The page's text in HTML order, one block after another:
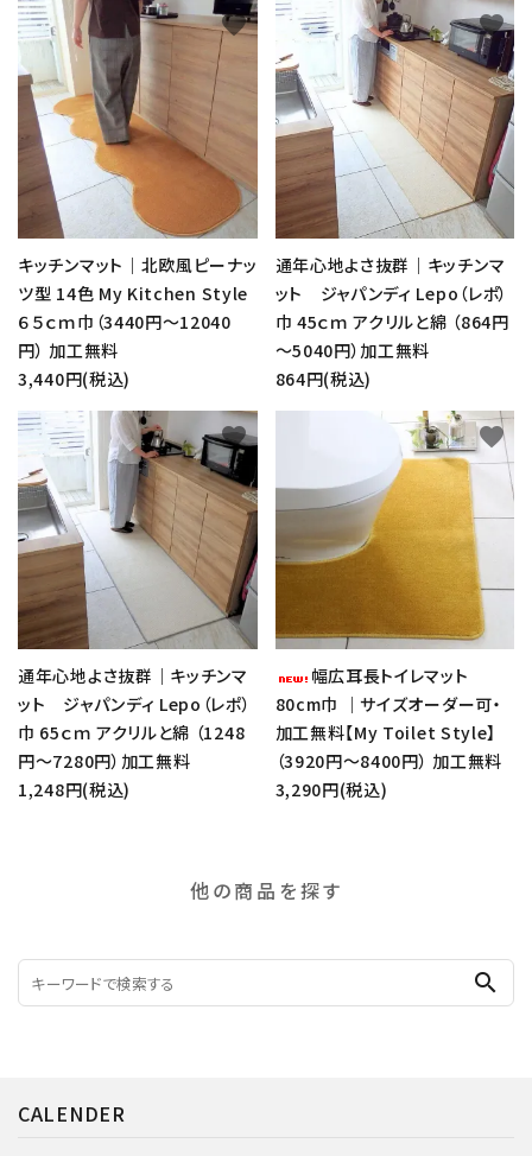
キッチンマット｜北欧風ピーナッ
ツ型 14色 My Kitchen Style
６５ｃｍ巾（3440円～12040
円） 加工無料
3,440円(税込)
favorite
通年心地よさ抜群｜キッチンマ
ット ジャパンディ Lepo（レポ）
巾 45ｃｍ アクリルと綿 （864円
～5040円）加工無料
864円(税込)
favorite
通年心地よさ抜群｜キッチンマ
ット ジャパンディ Lepo（レポ）
巾 65ｃｍ アクリルと綿 （1248
円～7280円）加工無料
1,248円(税込)
favorite
幅広耳長トイレマット
80cm巾 ｜サイズオーダー可・
加工無料【My Toilet Style】
（3920円～8400円） 加工無料
3,290円(税込)
favorite
他の商品を探す
search
CALENDER